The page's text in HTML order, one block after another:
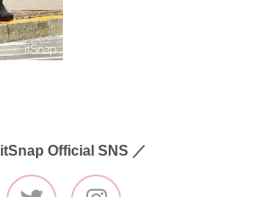
Official SNS ／